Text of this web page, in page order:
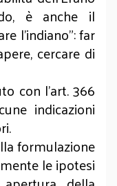
è anche il
l’indiano”: far
cercare di
con l’art. 366
indicazioni
formulazione
le ipotesi